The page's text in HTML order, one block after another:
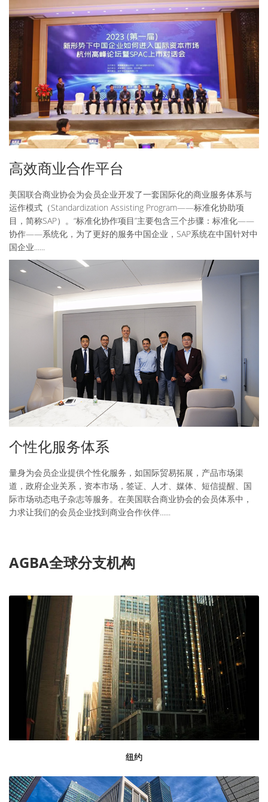
高效商业合作平台
美国联合商业协会为会员企业开发了一套国际化的商业服务体系与
运作模式（Standardization Assisting Program――标准化协助项
目，简称SAP）。“标准化协作项目”主要包含三个步骤：标准化――
协作――系统化，为了更好的服务中国企业，SAP系统在中国针对中
国企业......
个性化服务体系
量身为会员企业提供个性化服务，如国际贸易拓展，产品市场渠
道，政府企业关系，资本市场，签证、人才、媒体、短信提醒、国
际市场动态电子杂志等服务。在美国联合商业协会的会员体系中，
力求让我们的会员企业找到商业合作伙伴......
AGBA全球分支机构
纽约